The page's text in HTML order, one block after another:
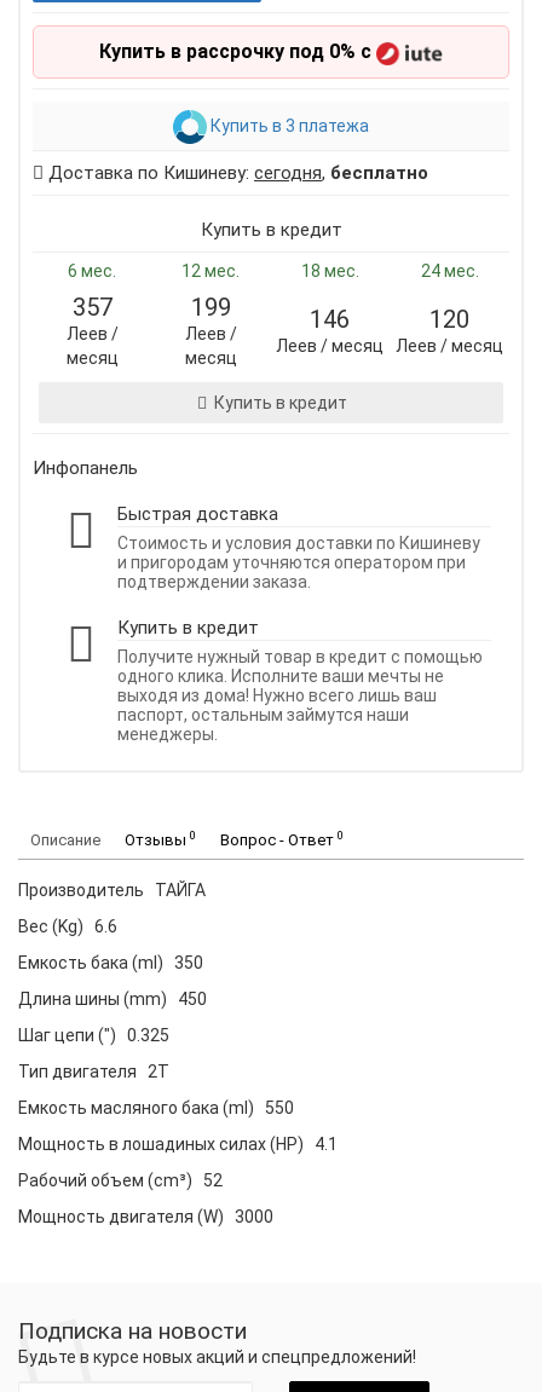
Купить в рассрочку под 0% с
Купить в 3 платежа
Доставка по Кишиневу: сегодня, бесплатно
Купить в кредит
6 мес. 12 мес. 18 мес. 24 мес.
357
Леев /
месяц
199
Леев /
месяц
146
Леев / месяц
120
Леев / месяц
Купить в кредит
Инфопанель
Быстрая доставка
Стоимость и условия доставки по Кишиневу
и пригородам уточняются оператором при
подтверждении заказа.
Купить в кредит
Получите нужный товар в кредит с помощью
одного клика. Исполните ваши мечты не
выходя из дома! Нужно всего лишь ваш
паспорт, остальным займутся наши
менеджеры.
Описание Отзывы 0 Вопрос - Ответ 0
Производитель ТАЙГА
Вес (Kg) 6.6
Емкость бака (ml) 350
Длина шины (mm) 450
Шаг цепи (") 0.325
Тип двигателя 2T
Емкость масляного бака (ml) 550
Мощность в лошадиных силах (HP) 4.1
Рабочий объем (cm³) 52
Мощность двигателя (W) 3000
Подписка на новости
Будьте в курсе новых акций и спецпредложений!